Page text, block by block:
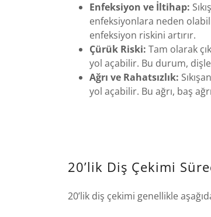
Enfeksiyon ve İltihap:
enfeksiyonlara neden
enfeksiyon riskini artırır.
Çürük Riski: Tam olarak
yol açabilir. Bu durum,
Ağrı ve Rahatsızlık:
yol açabilir. Bu ağrı, baş
20’lik Diş Çekimi
20’lik diş çekimi genellikle